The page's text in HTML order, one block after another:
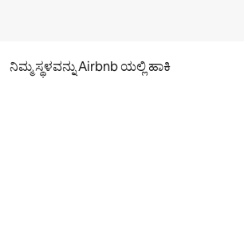
ನಿಮ್ಮ ಸ್ಥಳವನ್ನು Airbnb ಯಲ್ಲಿ ಹಾಕಿ